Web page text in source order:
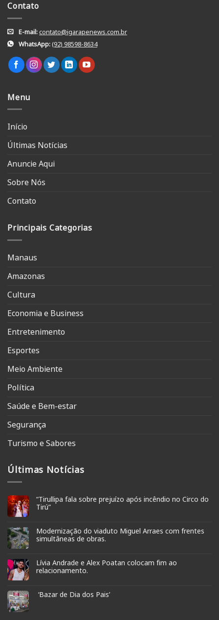
Contato
E-mail:contato@igarapenews.com.br
WhatsApp:(92) 98598-8634
Menu
Início
Últimas Notícias
Anuncie Aqui
Sobre Nós
Contato
Principais Categorias
Manaus
Amazonas
Cultura
Economia e Business
Entretenimento
Esportes
Meio Ambiente
Política
Saúde e Bem-estar
Segurança
Turismo e Sabores
Últimas Notícias
“Tirullipa fala sobre prejuízo após incêndio no Circo do
Tirú”
Modernização do viaduto Miguel Arraes com frentes
simultâneas de obras.
Lívia Andrade e Alex Poatan colocam fim ao
relacionamento.
‘Bazar de Dia dos Pais’